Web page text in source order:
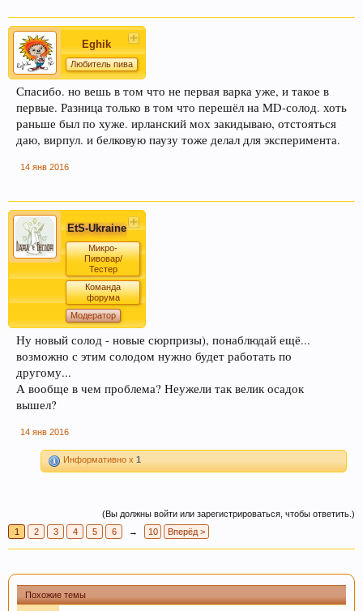
Eghik
Любитель пива
Спасибо. но вешь в том что не первая варка уже, и такое в
первые. Разница только в том что перешёл на MD-солод. хоть
раньше был по хуже. ирланский мох закидываю, отстояться
даю, вирпул. и белковую паузу тоже делал для эксперимента.
14 янв 2016
EtS-Ukraine
Микро-
Пивовар/
Тестер
Команда
форума
Модератор
Ну новый солод - новые сюрпризы), понаблюдай ещё...
возможно с этим солодом нужно будет работать по
другому...
А вообще в чем проблема? Неужели так велик осадок
вышел?
14 янв 2016
Информативно x 1
(Вы должны войти или зарегистрироваться, чтобы ответить.)
1
2 3 4 5 6 → 10 Вперёд >
Похожие темы